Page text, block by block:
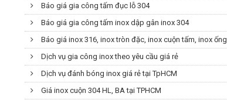
Báo giá gia công tấm đục lỗ 304
Báo giá gia công tấm inox dập gân inox 304
Báo giá inox 316, inox tròn đặc, inox cuộn tấm, inox ống
Dịch vụ gia công inox theo yêu cầu giá rẻ
Dịch vụ đánh bóng inox giá rẻ tại TpHCM
Giá inox cuộn 304 HL, BA tại TPHCM